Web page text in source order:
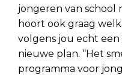
jongeren van school
hoort ook graag
volgens jou echt
nieuwe plan. “Het
programma voor